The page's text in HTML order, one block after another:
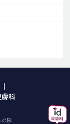
|
科
の隣